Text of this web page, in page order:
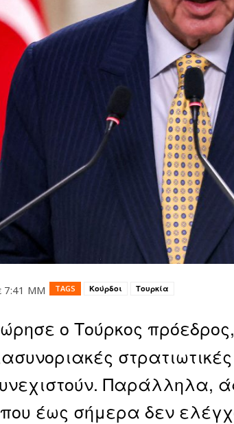
7:41 ΜΜ TAGS Κούρδοι Τουρκία
ο Τούρκος πρόεδρος,
Παράλληλα,
έως σήμερα δεν